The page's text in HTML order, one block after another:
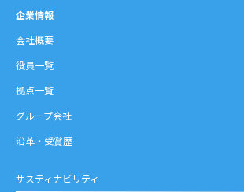
企業情報
会社概要
役員一覧
拠点一覧
グループ会社
沿革・受賞歴
サスティナビリティ